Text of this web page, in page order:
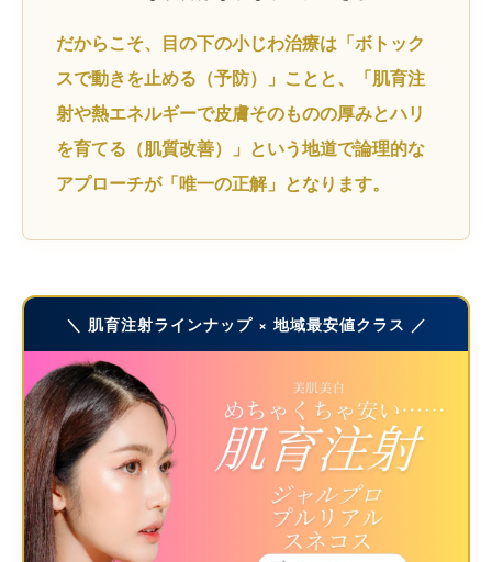
だからこそ、目の下の小じわ治療は 「ボトック
スで動きを止める（予防）」 ことと、
「肌育注
射や熱エネルギーで皮膚そのものの厚みとハリ
を育てる（肌質改善）」 という地道で論理的な
アプローチが「唯一の正解」となります。
＼ 肌育注射ラインナップ × 地域最安値クラス ／